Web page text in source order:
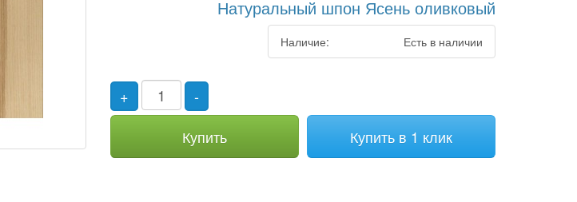
Натуральный шпон Ясень оливковый
Наличие: Есть в наличии
+
-
Купить
Купить в 1 клик